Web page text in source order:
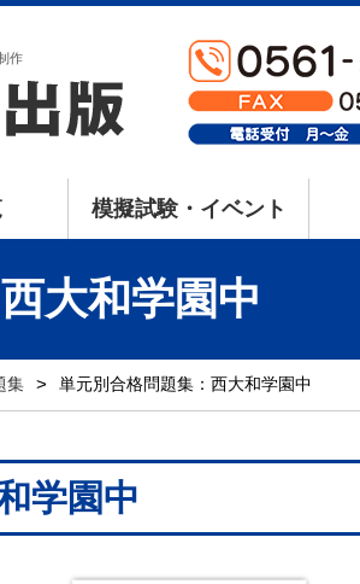
作
模擬試験・イベント
大和学園中
集 > 単元別合格問題集：西大和学園中
学園中